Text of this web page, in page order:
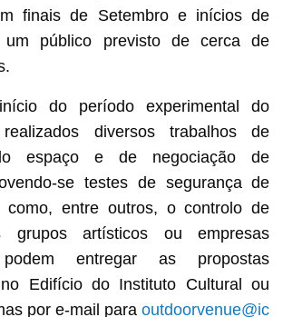
finais de Setembro e inícios de
um público previsto de cerca de
do período experimental do
diversos trabalhos de
espaço e de negociação de
se testes de segurança de
como, entre outros, o controlo de
grupos artísticos ou empresas
podem entregar as propostas
no Edifício do Instituto Cultural ou
por e-mail paraoutdoorvenue@ic